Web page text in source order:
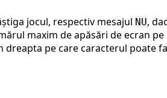
jocul, respectiv mesajul NU,
maxim de apăsări de ecran
pe care caracterul poate